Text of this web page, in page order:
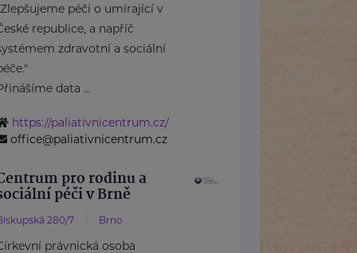
péči o umírající v
republice, a napříč
zdravotní a sociální
data ...
https://paliativnicentrum.cz/
office@paliativnicentrum.cz
pro rodinu a
péči v Brně
280/7 Brno
právnická osoba